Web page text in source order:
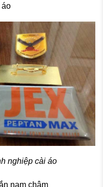
áo
nghiệp cài áo
nam châm